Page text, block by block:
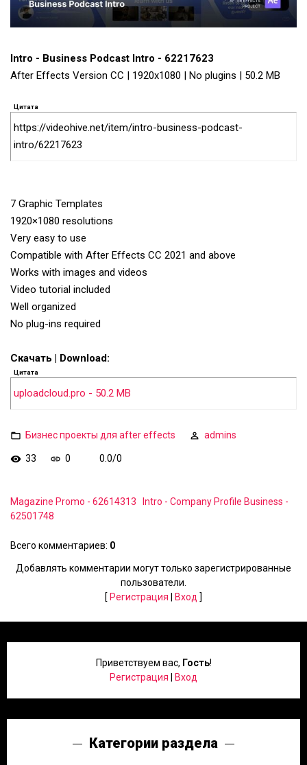
Intro - Business Podcast Intro - 62217623
After Effects Version CC | 1920x1080 | No plugins | 50.2 MB
Цитата
https://videohive.net/item/intro-business-podcast-
intro/62217623
7 Graphic Templates
1920×1080 resolutions
Very easy to use
Compatible with After Effects CC 2021 and above
Works with images and videos
Video tutorial included
Well organized
No plug-ins required
Скачать | Download:
Цитата
uploadcloud.pro - 50.2 MB
Бизнес проекты для after effects admins
33 0 0.0/0
Magazine Promo - 62614313
Intro - Company Profile Business -
62501748
Всего комментариев: 0
Добавлять комментарии могут только зарегистрированные
пользователи.
[ Регистрация Вход ]
Приветствуем вас, Гость!
Регистрация
Вход
Категории раздела